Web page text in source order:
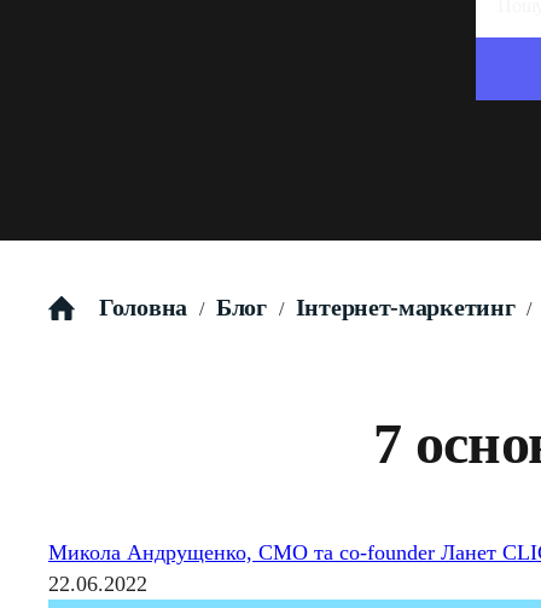
Головна / Блог / Інтернет-маркетинг /
7
Микола Андрущенко, CMO та co-founder Ланет
22.06.2022